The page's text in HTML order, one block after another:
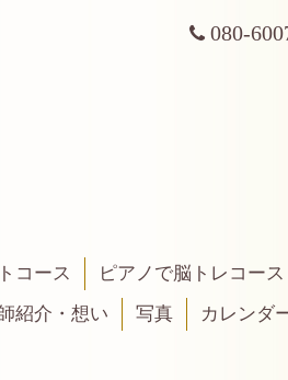
080-
コース
ピアノで脳トレコース
紹介・想い 写真
カレンダ